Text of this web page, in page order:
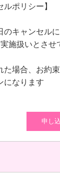
ルポリシー】
のキャンセルに
施扱いとさせ
た場合、お約
になります
申し